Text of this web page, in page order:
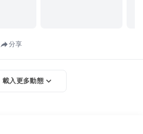
分享
載入更多動態